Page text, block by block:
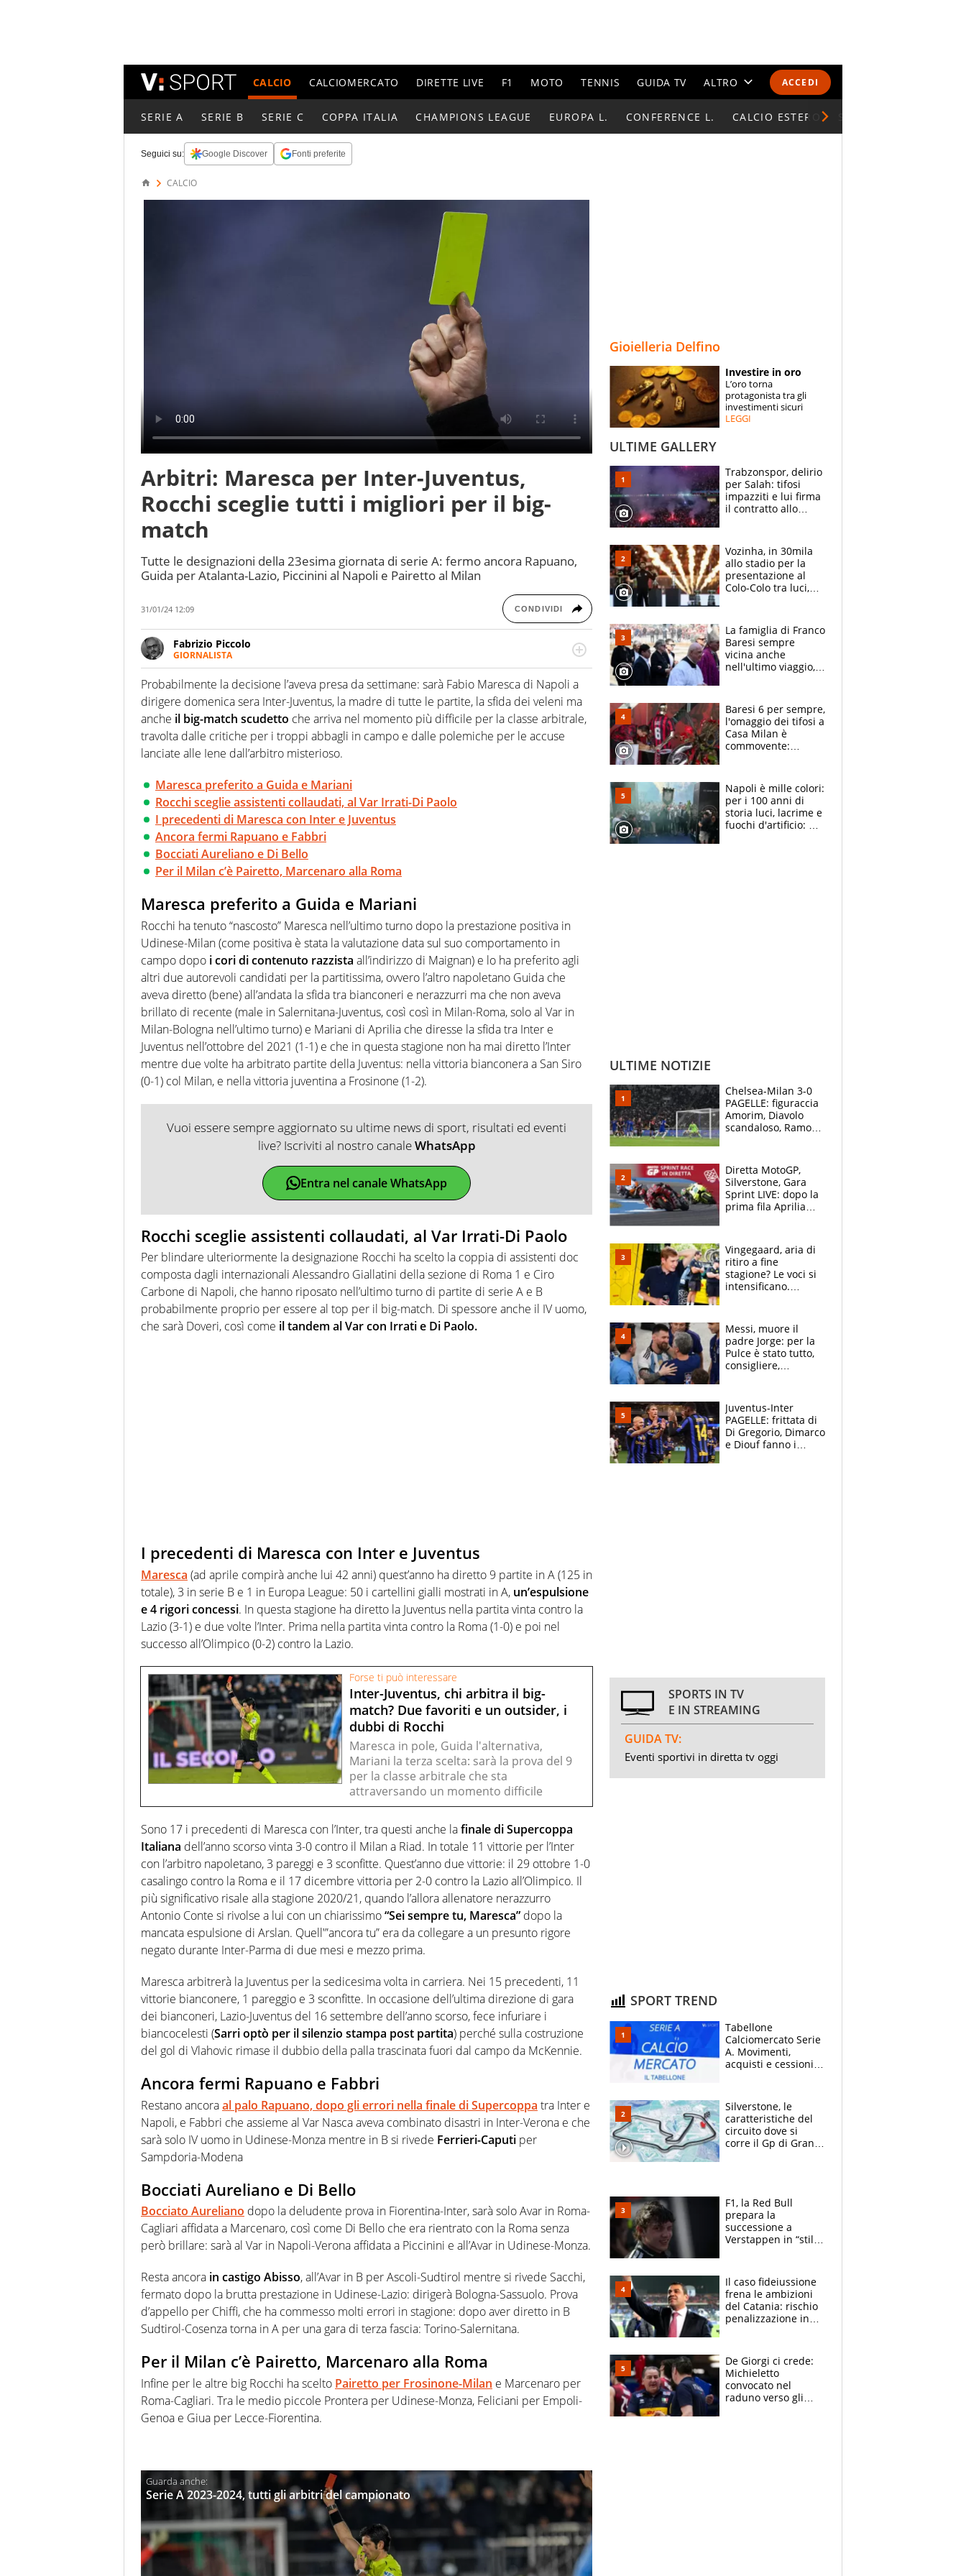
ACCEDI
CALCIO CALCIOMERCATO DIRETTE LIVE F1 MOTO TENNIS GUIDA TV ALTRO
CALENDARI E CLASSIFICHE
ESPERTI
CONTATTI
SERIE A SERIE B SERIE C COPPA ITALIA CHAMPIONS LEAGUE EUROPA L. CONFERENCE L. CALCIO ESTERO
Seguici su: Google Discover Fonti preferite
CALCIO
Arbitri: Maresca per Inter-Juventus,
Rocchi sceglie tutti i migliori per il big-
match
Tutte le designazioni della 23esima giornata di serie A: fermo ancora Rapuano,
Guida per Atalanta-Lazio, Piccinini al Napoli e Pairetto al Milan
31/01/24 12:09 CONDIVIDI
Fabrizio Piccolo
GIORNALISTA
Nella sua carriera ha seguito numerose manifestazioni sportive e collaborato con
agenzie e testate. Esperienza, competenza, conoscenza e memoria storica. Si occupa
prevalentemente di calcio
Probabilmente la decisione l’aveva presa da settimane: sarà Fabio Maresca di Napoli a
dirigere domenica sera Inter-Juventus, la madre di tutte le partite, la sfida dei veleni ma
anche il big-match scudetto che arriva nel momento più difficile per la classe arbitrale,
travolta dalle critiche per i troppi abbagli in campo e dalle polemiche per le accuse
lanciate alle Iene dall’arbitro misterioso.
Maresca preferito a Guida e Mariani
Rocchi sceglie assistenti collaudati, al Var Irrati-Di Paolo
I precedenti di Maresca con Inter e Juventus
Ancora fermi Rapuano e Fabbri
Bocciati Aureliano e Di Bello
Per il Milan c’è Pairetto, Marcenaro alla Roma
Maresca preferito a Guida e Mariani
Rocchi ha tenuto “nascosto” Maresca nell’ultimo turno dopo la prestazione positiva in
Udinese-Milan (come positiva è stata la valutazione data sul suo comportamento in
campo dopo i cori di contenuto razzista all’indirizzo di Maignan) e lo ha preferito agli
altri due autorevoli candidati per la partitissima, ovvero l’altro napoletano Guida che
aveva diretto (bene) all’andata la sfida tra bianconeri e nerazzurri ma che non aveva
brillato di recente (male in Salernitana-Juventus, così così in Milan-Roma, solo al Var in
Milan-Bologna nell’ultimo turno) e Mariani di Aprilia che diresse la sfida tra Inter e
Juventus nell’ottobre del 2021 (1-1) e che in questa stagione non ha mai diretto l’Inter
mentre due volte ha arbitrato partite della Juventus: nella vittoria bianconera a San Siro
(0-1) col Milan, e nella vittoria juventina a Frosinone (1-2).
Vuoi essere sempre aggiornato su ultime news di sport, risultati ed eventi
live? Iscriviti al nostro canaleWhatsApp
Entra nel canale WhatsApp
Rocchi sceglie assistenti collaudati, al Var Irrati-Di Paolo
Per blindare ulteriormente la designazione Rocchi ha scelto la coppia di assistenti doc
composta dagli internazionali Alessandro Giallatini della sezione di Roma 1 e Ciro
Carbone di Napoli, che hanno riposato nell’ultimo turno di partite di serie A e B
probabilmente proprio per essere al top per il big-match. Di spessore anche il IV uomo,
che sarà Doveri, così come il tandem al Var con Irrati e Di Paolo.
I precedenti di Maresca con Inter e Juventus
Maresca (ad aprile compirà anche lui 42 anni) quest’anno ha diretto 9 partite in A (125 in
totale), 3 in serie B e 1 in Europa League: 50 i cartellini gialli mostrati in A, un’espulsione
e 4 rigori concessi. In questa stagione ha diretto la Juventus nella partita vinta contro la
Lazio (3-1) e due volte l’Inter. Prima nella partita vinta contro la Roma (1-0) e poi nel
successo all’Olimpico (0-2) contro la Lazio.
Forse ti può interessare
Inter-Juventus, chi arbitra il big-
match? Due favoriti e un outsider, i
dubbi di Rocchi
Maresca in pole, Guida l'alternativa,
Mariani la terza scelta: sarà la prova del 9
per la classe arbitrale che sta
attraversando un momento difficile
Sono 17 i precedenti di Maresca con l’Inter, tra questi anche lafinale di Supercoppa
Italiana dell’anno scorso vinta 3-0 contro il Milan a Riad. In totale 11 vittorie per l’Inter
con l’arbitro napoletano, 3 pareggi e 3 sconfitte. Quest’anno due vittorie: il 29 ottobre 1-0
casalingo contro la Roma e il 17 dicembre vittoria per 2-0 contro la Lazio all’Olimpico. Il
più significativo risale alla stagione 2020/21, quando l’allora allenatore nerazzurro
Antonio Conte si rivolse a lui con un chiarissimo“Sei sempre tu, Maresca” dopo la
mancata espulsione di Arslan. Quell'”ancora tu” era da collegare a un presunto rigore
negato durante Inter-Parma di due mesi e mezzo prima.
Maresca arbitrerà la Juventus per la sedicesima volta in carriera. Nei 15 precedenti, 11
vittorie bianconere, 1 pareggio e 3 sconfitte. In occasione dell’ultima direzione di gara
dei bianconeri, Lazio-Juventus del 16 settembre dell’anno scorso, fece infuriare i
biancocelesti (Sarri optò per il silenzio stampa post partita) perché sulla costruzione
del gol di Vlahovic rimase il dubbio della palla trascinata fuori dal campo da McKennie.
Ancora fermi Rapuano e Fabbri
Restano ancoraal palo Rapuano, dopo gli errori nella finale di Supercoppa tra Inter e
Napoli, e Fabbri che assieme al Var Nasca aveva combinato disastri in Inter-Verona e che
sarà solo IV uomo in Udinese-Monza mentre in B si rivede Ferrieri-Caputi per
Sampdoria-Modena
Bocciati Aureliano e Di Bello
Bocciato Aureliano dopo la deludente prova in Fiorentina-Inter, sarà solo Avar in Roma-
Cagliari affidata a Marcenaro, così come Di Bello che era rientrato con la Roma senza
però brillare: sarà al Var in Napoli-Verona affidata a Piccinini e all’Avar in Udinese-Monza.
Resta ancora in castigo Abisso, all’Avar in B per Ascoli-Sudtirol mentre si rivede Sacchi,
fermato dopo la brutta prestazione in Udinese-Lazio: dirigerà Bologna-Sassuolo. Prova
d’appello per Chiffi, che ha commesso molti errori in stagione: dopo aver diretto in B
Sudtirol-Cosenza torna in A per una gara di terza fascia: Torino-Salernitana.
Per il Milan c’è Pairetto, Marcenaro alla Roma
Infine per le altre big Rocchi ha scelto Pairetto per Frosinone-Milan e Marcenaro per
Roma-Cagliari. Tra le medio piccole Prontera per Udinese-Monza, Feliciani per Empoli-
Genoa e Giua per Lecce-Fiorentina.
Serie A 2023-2024, tutti gli arbitri del campionato
Gioielleria Delfino
Investire in oro
L’oro torna
protagonista tra gli
investimenti sicuri
LEGGI
ULTIME GALLERY
Trabzonspor, delirio
per Salah: tifosi
impazziti e lui firma
il contratto allo
Vozinha, in 30mila
allo stadio per la
presentazione al
Colo-Colo tra luci,
La famiglia di Franco
Baresi sempre
vicina anche
nell'ultimo viaggio,
circondati
dall'affetto dei tifosi
Baresi 6 per sempre,
l'omaggio dei tifosi a
Casa Milan è
commovente:
bigliettini
Napoli è mille colori:
per i 100 anni di
storia luci, lacrime e
fuochi d'artificio: De
ULTIME NOTIZIE
Chelsea-Milan 3-0
PAGELLE: figuraccia
Amorim, Diavolo
scandaloso, Ramos
Diretta MotoGP,
Silverstone, Gara
Sprint LIVE: dopo la
prima fila Aprilia
Vingegaard, aria di
ritiro a fine
stagione? Le voci si
intensificano.
vuole la Roubaix
Messi, muore il
padre Jorge: per la
Pulce è stato tutto,
consigliere,
Juventus-Inter
PAGELLE: frittata di
Di Gregorio, Dimarco
e Diouf fanno i
SPORTS IN TV
E IN STREAMING
GUIDA TV:
Eventi sportivi in diretta tv oggi
SPORT TREND
Tabellone
Calciomercato Serie
A. Movimenti,
acquisti e cessioni:
Silverstone, le
caratteristiche del
circuito dove si
corre il Gp di Gran
F1, la Red Bull
prepara la
successione a
Verstappen in “stile
attacco all’Italia
Il caso fideiussione
frena le ambizioni
del Catania: rischio
penalizzazione in
De Giorgi ci crede:
Michieletto
convocato nel
raduno verso gli